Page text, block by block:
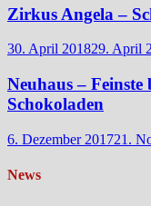
Zirkus Angela –
30. April 201829. April
Neuhaus –
Schokoladen
6. Dezember 201721.
News